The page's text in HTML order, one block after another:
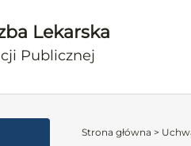
Lekarska
Publicznej
Strona główna >